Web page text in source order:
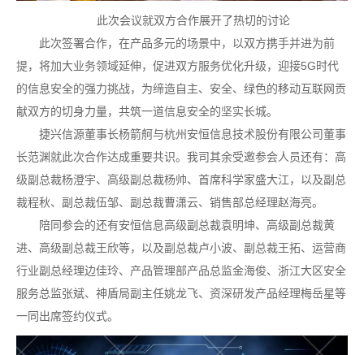
此次会议就双方合作展开了热切的讨论
此次签署合作，在产品多元的场景中，以双方携手并进为前
提，将加大业务领域延伸，促进双方服务优化升级，迎接5G时代
的信息安全的强力挑战，为缔造自主、安全、绿色的移动互联网贡
献双方的切身力量，共筑一道信息安全的坚实长城。
捷兴信源董事长杨箭舸与杭州安恒信息技术股份有限公司董事
长范渊就此次合作达成重要共识。我司其余受邀参会人员还有：高
级副总裁杨澄宇、高级副总裁杨帅、首席科学家盛大江，以及副总
裁程秋、副总裁伍邹、副总裁曹潇云、销售部总经理赵海亮。
陪同参会的还有安恒信息高级副总裁袁明坤、高级副总裁黄
进、高级副总裁王欣等，以及副总裁卢小波、副总裁王拓、运营商
行业副总经理边佳玲、产品管理部产品总监金海俊、浙江大区安全
服务总监张斌、神盾局副主任姚龙飞、资深研发产品经理梅岳星等
一同出席签约仪式。